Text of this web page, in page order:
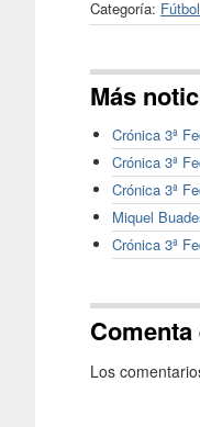
Categoría:
Más
Crónica 3ª
Crónica 3ª
Crónica 3ª
Miquel
Crónica 3ª
Los